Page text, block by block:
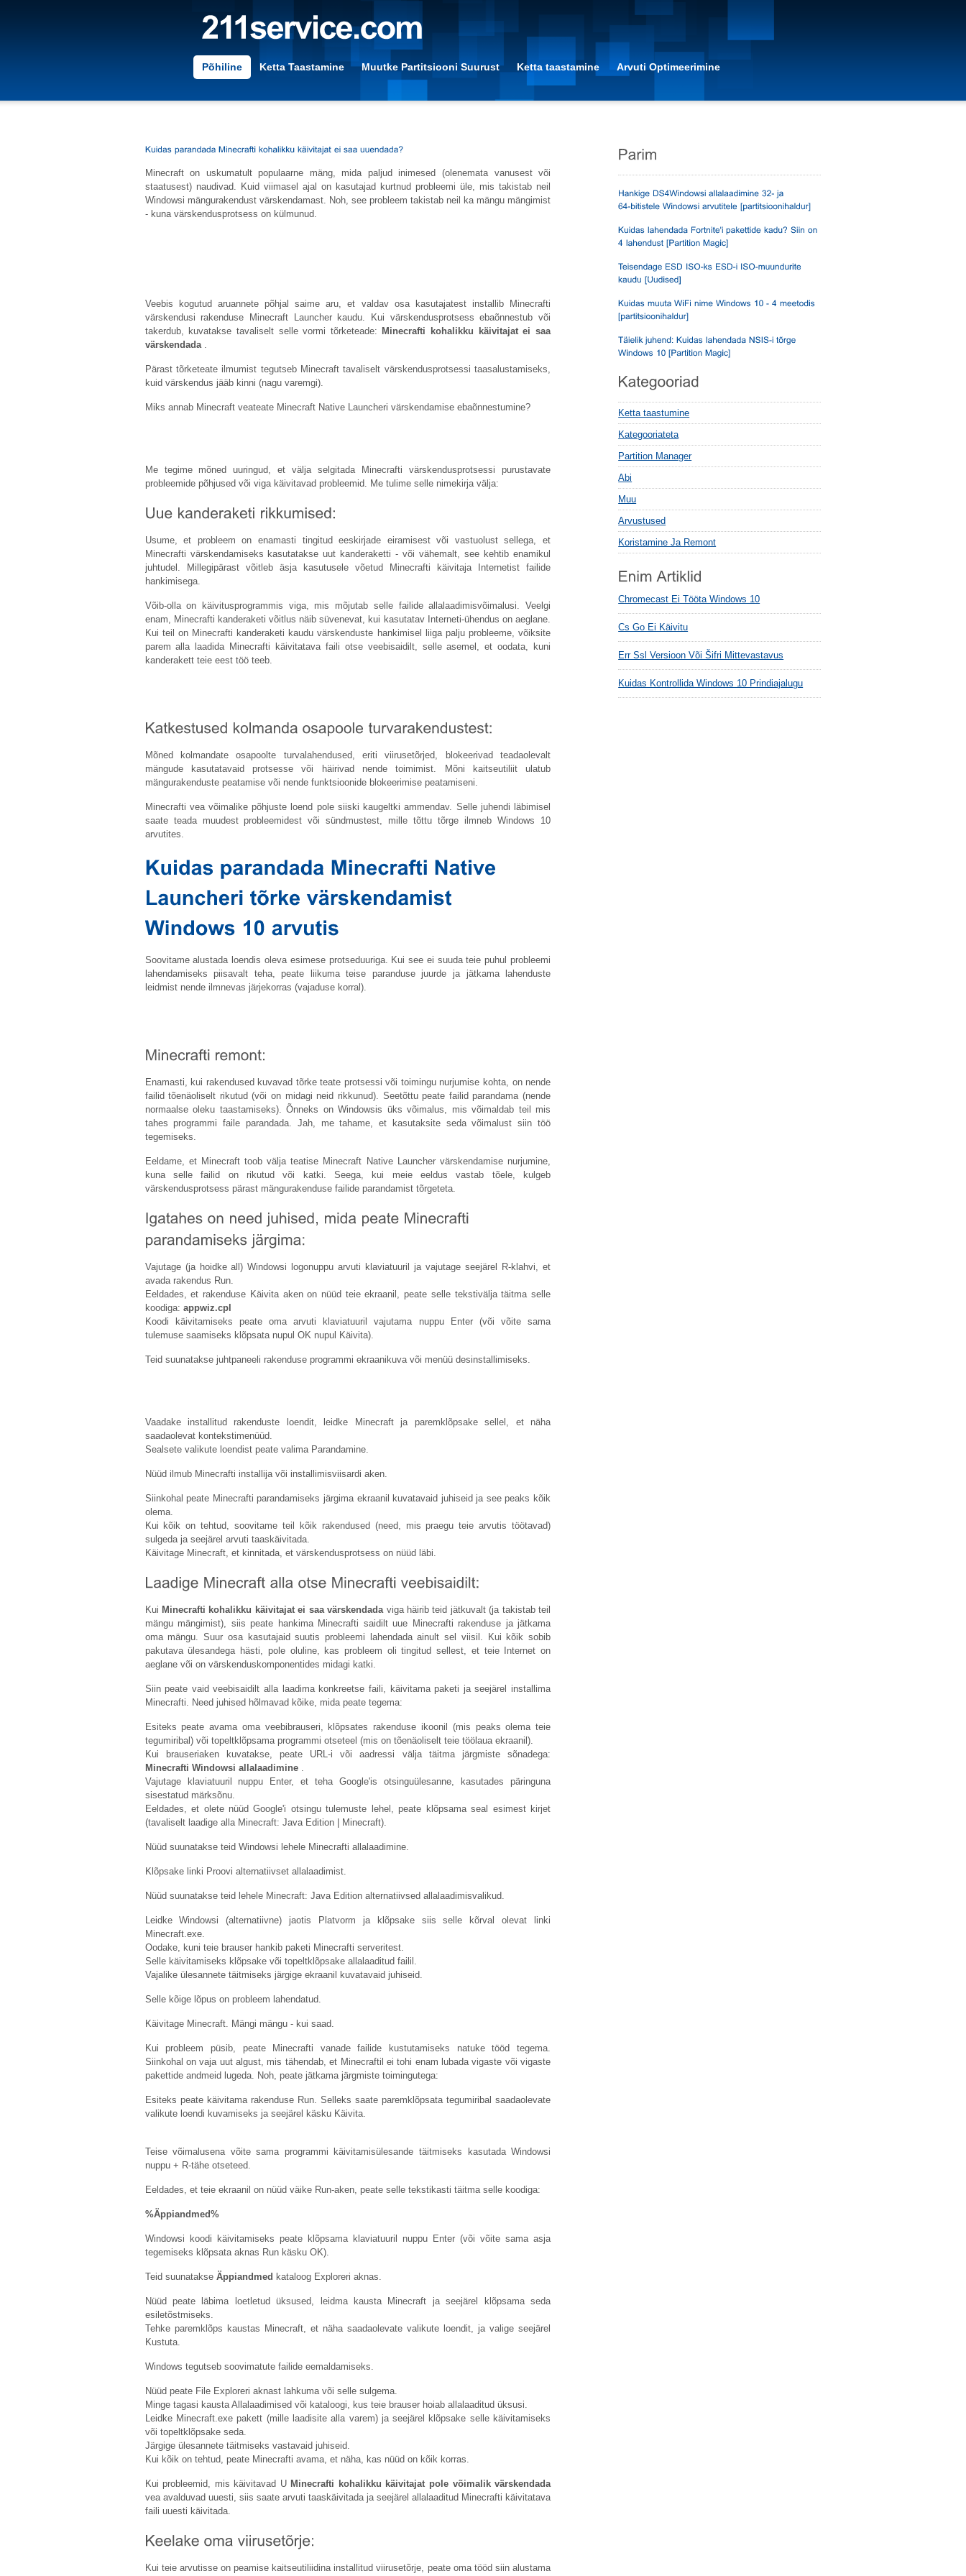
Põhiline Ketta Taastamine Muutke Partitsiooni Suurust Ketta taastamine Arvuti Optimeerimine
Minecraft on uskumatult populaarne mäng, mida paljud inimesed (olenemata vanusest või
staatusest) naudivad. Kuid viimasel ajal on kasutajad kurtnud probleemi üle, mis takistab neil
Windowsi mängurakendust värskendamast. Noh, see probleem takistab neil ka mängu mängimist
- kuna värskendusprotsess on külmunud.
Veebis kogutud aruannete põhjal saime aru, et valdav osa kasutajatest installib Minecrafti
värskendusi rakenduse Minecraft Launcher kaudu. Kui värskendusprotsess ebaõnnestub või
takerdub, kuvatakse tavaliselt selle vormi tõrketeade: Minecrafti kohalikku käivitajat ei saa
värskendada.
Pärast tõrketeate ilmumist tegutseb Minecraft tavaliselt värskendusprotsessi taasalustamiseks,
kuid värskendus jääb kinni (nagu varemgi).
Miks annab Minecraft veateate Minecraft Native Launcheri värskendamise ebaõnnestumine?
Me tegime mõned uuringud, et välja selgitada Minecrafti värskendusprotsessi purustavate
probleemide põhjused või viga käivitavad probleemid. Me tulime selle nimekirja välja:
Usume, et probleem on enamasti tingitud eeskirjade eiramisest või vastuolust sellega, et
Minecrafti värskendamiseks kasutatakse uut kanderaketti - või vähemalt, see kehtib enamikul
juhtudel. Millegipärast võitleb äsja kasutusele võetud Minecrafti käivitaja Internetist failide
hankimisega.
Võib-olla on käivitusprogrammis viga, mis mõjutab selle failide allalaadimisvõimalusi. Veelgi
enam, Minecrafti kanderaketi võitlus näib süvenevat, kui kasutatav Interneti-ühendus on aeglane.
Kui teil on Minecrafti kanderaketi kaudu värskenduste hankimisel liiga palju probleeme, võiksite
parem alla laadida Minecrafti käivitatava faili otse veebisaidilt, selle asemel, et oodata, kuni
kanderakett teie eest töö teeb.
Mõned kolmandate osapoolte turvalahendused, eriti viirusetõrjed, blokeerivad teadaolevalt
mängude kasutatavaid protsesse või häirivad nende toimimist. Mõni kaitseutiliit ulatub
mängurakenduste peatamise või nende funktsioonide blokeerimise peatamiseni.
Minecrafti vea võimalike põhjuste loend pole siiski kaugeltki ammendav. Selle juhendi läbimisel
saate teada muudest probleemidest või sündmustest, mille tõttu tõrge ilmneb Windows 10
arvutites.
Soovitame alustada loendis oleva esimese protseduuriga. Kui see ei suuda teie puhul probleemi
lahendamiseks piisavalt teha, peate liikuma teise paranduse juurde ja jätkama lahenduste
leidmist nende ilmnevas järjekorras (vajaduse korral).
Enamasti, kui rakendused kuvavad tõrke teate protsessi või toimingu nurjumise kohta, on nende
failid tõenäoliselt rikutud (või on midagi neid rikkunud). Seetõttu peate failid parandama (nende
normaalse oleku taastamiseks). Õnneks on Windowsis üks võimalus, mis võimaldab teil mis
tahes programmi faile parandada. Jah, me tahame, et kasutaksite seda võimalust siin töö
tegemiseks.
Eeldame, et Minecraft toob välja teatise Minecraft Native Launcher värskendamise nurjumine,
kuna selle failid on rikutud või katki. Seega, kui meie eeldus vastab tõele, kulgeb
värskendusprotsess pärast mängurakenduse failide parandamist tõrgeteta.
Vajutage (ja hoidke all) Windowsi logonuppu arvuti klaviatuuril ja vajutage seejärel R-klahvi, et
avada rakendus Run.
Eeldades, et rakenduse Käivita aken on nüüd teie ekraanil, peate selle tekstivälja täitma selle
koodiga: appwiz.cpl
Koodi käivitamiseks peate oma arvuti klaviatuuril vajutama nuppu Enter (või võite sama
tulemuse saamiseks klõpsata nupul OK nupul Käivita).
Teid suunatakse juhtpaneeli rakenduse programmi ekraanikuva või menüü desinstallimiseks.
Vaadake installitud rakenduste loendit, leidke Minecraft ja paremklõpsake sellel, et näha
saadaolevat kontekstimenüüd.
Sealsete valikute loendist peate valima Parandamine.
Nüüd ilmub Minecrafti installija või installimisviisardi aken.
Siinkohal peate Minecrafti parandamiseks järgima ekraanil kuvatavaid juhiseid ja see peaks kõik
olema.
Kui kõik on tehtud, soovitame teil kõik rakendused (need, mis praegu teie arvutis töötavad)
sulgeda ja seejärel arvuti taaskäivitada.
Käivitage Minecraft, et kinnitada, et värskendusprotsess on nüüd läbi.
Kui Minecrafti kohalikku käivitajat ei saa värskendadaviga häirib teid jätkuvalt (ja takistab teil
mängu mängimist), siis peate hankima Minecrafti saidilt uue Minecrafti rakenduse ja jätkama
oma mängu. Suur osa kasutajaid suutis probleemi lahendada ainult sel viisil. Kui kõik sobib
pakutava ülesandega hästi, pole oluline, kas probleem oli tingitud sellest, et teie Internet on
aeglane või on värskenduskomponentides midagi katki.
Siin peate vaid veebisaidilt alla laadima konkreetse faili, käivitama paketi ja seejärel installima
Minecrafti. Need juhised hõlmavad kõike, mida peate tegema:
Esiteks peate avama oma veebibrauseri, klõpsates rakenduse ikoonil (mis peaks olema teie
tegumiribal) või topeltklõpsama programmi otseteel (mis on tõenäoliselt teie töölaua ekraanil).
Kui brauseriaken kuvatakse, peate URL-i või aadressi välja täitma järgmiste sõnadega:
Minecrafti Windowsi allalaadimine.
Vajutage klaviatuuril nuppu Enter, et teha Google'is otsinguülesanne, kasutades päringuna
sisestatud märksõnu.
Eeldades, et olete nüüd Google'i otsingu tulemuste lehel, peate klõpsama seal esimest kirjet
(tavaliselt laadige alla Minecraft: Java Edition | Minecraft).
Nüüd suunatakse teid Windowsi lehele Minecrafti allalaadimine.
Klõpsake linki Proovi alternatiivset allalaadimist.
Nüüd suunatakse teid lehele Minecraft: Java Edition alternatiivsed allalaadimisvalikud.
Leidke Windowsi (alternatiivne) jaotis Platvorm ja klõpsake siis selle kõrval olevat linki
Minecraft.exe.
Oodake, kuni teie brauser hankib paketi Minecrafti serveritest.
Selle käivitamiseks klõpsake või topeltklõpsake allalaaditud failil.
Vajalike ülesannete täitmiseks järgige ekraanil kuvatavaid juhiseid.
Selle kõige lõpus on probleem lahendatud.
Käivitage Minecraft. Mängi mängu - kui saad.
Kui probleem püsib, peate Minecrafti vanade failide kustutamiseks natuke tööd tegema.
Siinkohal on vaja uut algust, mis tähendab, et Minecraftil ei tohi enam lubada vigaste või vigaste
pakettide andmeid lugeda. Noh, peate jätkama järgmiste toimingutega:
Esiteks peate käivitama rakenduse Run. Selleks saate paremklõpsata tegumiribal saadaolevate
valikute loendi kuvamiseks ja seejärel käsku Käivita.
Teise võimalusena võite sama programmi käivitamisülesande täitmiseks kasutada Windowsi
nuppu + R-tähe otseteed.
Eeldades, et teie ekraanil on nüüd väike Run-aken, peate selle tekstikasti täitma selle koodiga:
%Äppiandmed%
Windowsi koodi käivitamiseks peate klõpsama klaviatuuril nuppu Enter (või võite sama asja
tegemiseks klõpsata aknas Run käsku OK).
Teid suunatakse Äppiandmed kataloog Exploreri aknas.
Nüüd peate läbima loetletud üksused, leidma kausta Minecraft ja seejärel klõpsama seda
esiletõstmiseks.
Tehke paremklõps kaustas Minecraft, et näha saadaolevate valikute loendit, ja valige seejärel
Kustuta.
Windows tegutseb soovimatute failide eemaldamiseks.
Nüüd peate File Exploreri aknast lahkuma või selle sulgema.
Minge tagasi kausta Allalaadimised või kataloogi, kus teie brauser hoiab allalaaditud üksusi.
Leidke Minecraft.exepakett (mille laadisite alla varem) ja seejärel klõpsake selle käivitamiseks
või topeltklõpsake seda.
Järgige ülesannete täitmiseks vastavaid juhiseid.
Kui kõik on tehtud, peate Minecrafti avama, et näha, kas nüüd on kõik korras.
Kui probleemid, mis käivitavad U Minecrafti kohalikku käivitajat pole võimalik värskendada
vea avalduvad uuesti, siis saate arvuti taaskäivitada ja seejärel allalaaditud Minecrafti käivitatava
faili uuesti käivitada.
Kui teie arvutisse on peamise kaitseutiliidina installitud viirusetõrje, peate oma tööd siin alustama
Ketta taastumine
Kategooriateta
Partition Manager
Abi
Muu
Arvustused
Koristamine Ja Remont
Chromecast Ei Tööta Windows 10
Cs Go Ei Käivitu
Err Ssl Versioon Või Šifri Mittevastavus
Kuidas Kontrollida Windows 10 Prindiajalugu